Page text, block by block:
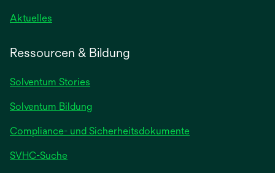
Aktuelles
Ressourcen & Bildung
Solventum Stories
Solventum Bildung
Compliance- und Sicherheitsdokumente
SVHC-Suche